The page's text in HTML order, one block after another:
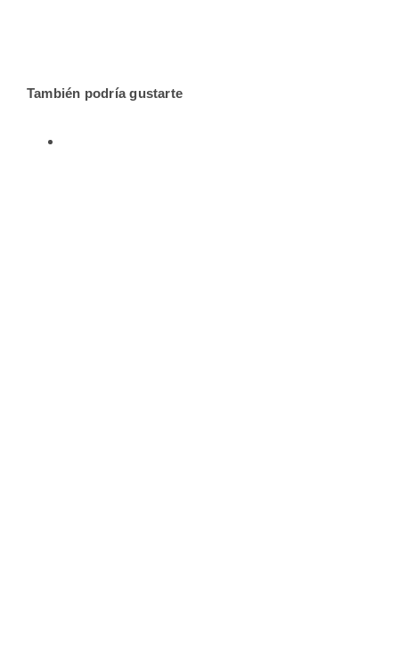
También podría gustarte